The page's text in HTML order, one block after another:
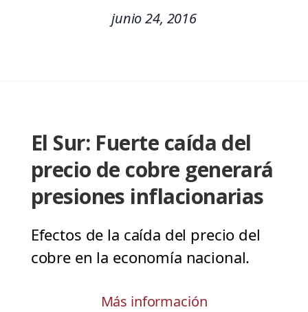
junio 24, 2016
El Sur: Fuerte caída del
precio de cobre generará
presiones inflacionarias
Efectos de la caída del precio del
cobre en la economía nacional.
Más información